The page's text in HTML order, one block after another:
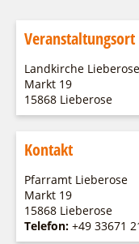
Aktiverlebnisse
Individuell
Ludwig
Kahnfahrten
Campingplatz
Wirtschaftsförderung
Naturwelt
Q-Gemeinde
Staatlich
Über uns
Team
Aktuelles
Infomaterial
Veranstaltungsort
Landkirche Lieberose
Markt 19
15868 Lieberose
Kontakt
Pfarramt Lieberose
Markt 19
15868 Lieberose
Telefon: +49 33671